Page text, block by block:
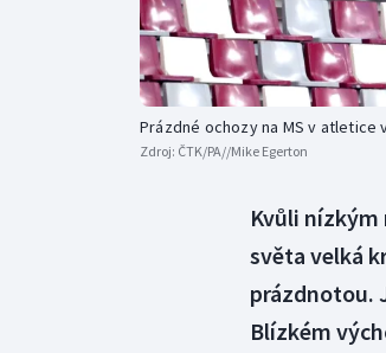
Prázdné ochozy na MS v atletice
Zdroj: ČTK/PA//Mike Egerton
Kvůli
světa velká
prázdnotou.
Blízkém